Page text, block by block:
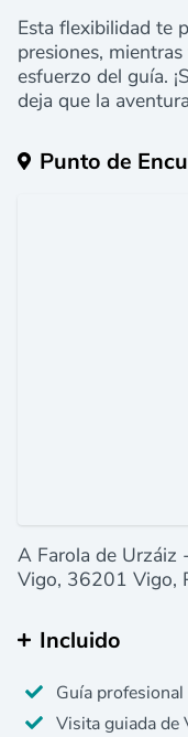
Esta flexibilidad te
presiones,
esfuerzo del guía.
deja que la
Punto de
A Farola de Urzáiz
Vigo, 36201 Vigo,
Incluido
Guía
Visita guiada de